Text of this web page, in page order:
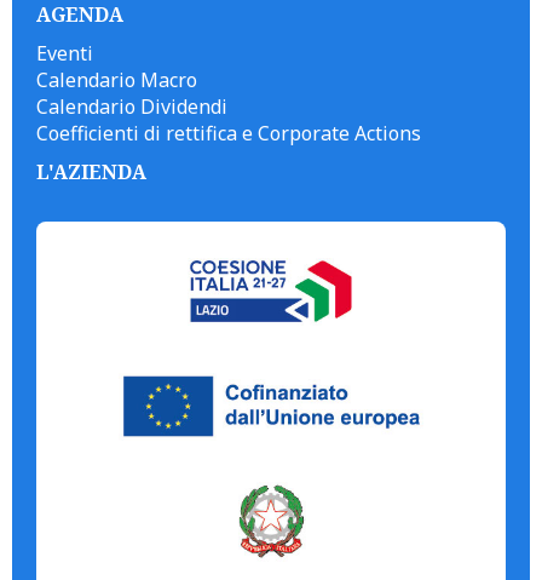
AGENDA
Eventi
Calendario Macro
Calendario Dividendi
Coefficienti di rettifica e Corporate Actions
L'AZIENDA